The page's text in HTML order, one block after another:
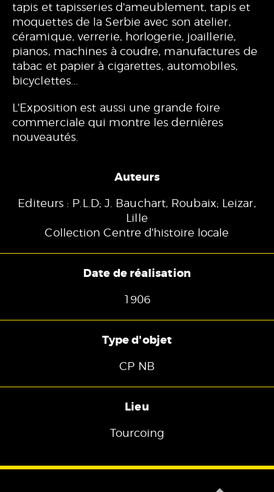
tapis et tapisseries d'ameublement, tapis et
moquettes de la Serbie avec son atelier,
céramique, verrerie, horlogerie, joaillerie,
pianos, machines à coudre, manufactures de
tabac et papier à cigarettes, automobiles,
bicyclettes...
L'Exposition est aussi une grande foire
commerciale qui montre les dernières
nouveautés.
Auteurs
Editeurs : P.L.D; J. Bauchart, Roubaix; Leizar,
Lille
Collection Centre d'histoire locale
Date de réalisation
1906
Type d'objet
CP NB
Lieu
Tourcoing